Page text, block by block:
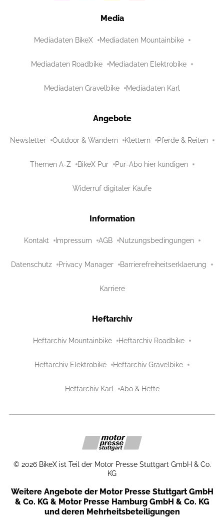
Media
Mediadaten BikeX Mediadaten Mountainbike
Mediadaten Roadbike Mediadaten Elektrobike
Mediadaten Gravelbike Mediadaten Karl
Angebote
Newsletter Outdoor & Wandern Klettern Pferde & Reiten
Themen A-Z BikeX Pur Pur-Abo hier kündigen
Widerruf digitaler Käufe
Information
Kontakt Impressum AGB Nutzungsbedingungen
Datenschutz Privacy Manager Barrierefreiheitserklaerung
Karriere
Heftarchiv
Heftarchiv Mountainbike Heftarchiv Roadbike
Heftarchiv Elektrobike Heftarchiv Gravelbike
Heftarchiv Karl Abo & Hefte
© 2026 BikeX ist Teil der Motor Presse Stuttgart GmbH & Co.
KG
Weitere Angebote der Motor Presse Stuttgart GmbH
& Co. KG & Motor Presse Hamburg GmbH & Co. KG
und deren Mehrheitsbeteiligungen